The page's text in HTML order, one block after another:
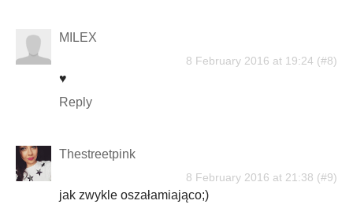
MILEX
8 February 2016 at 19:24
♥
Reply
Thestreetpink
8 February 2016 at 21:38
jak zwykle oszałamiająco;)